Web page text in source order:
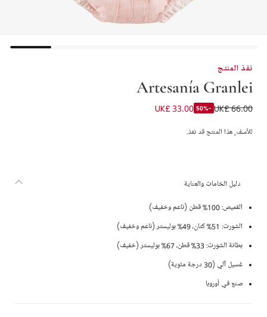
نفذ المنتج
Artesanía Granlei
بدلة باستر لون عاجي وزهري للأولاد الرضع
UK£ 66.00
-50%
UK£ 33.00
للأسف, هذا المنتج قد نفذ.
دليل الخامات والعناية
القميص: 100% قطن (ناعم وخفيف)
الشورت: 51% كتان، 49% بوليستر (ناعم وخفيف)
بطانة الشورت: 33% قطن، 67% بوليستر (خفيف)
غسيل آلي (30 درجة مئوية)
صنع في أوروبا